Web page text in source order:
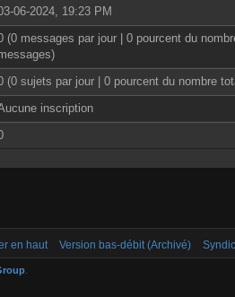
06-2024, 19:23 PM
(0 messages par jour | 0 pourcent du
(0 sujets par jour | 0 pourcent du nombre
inscription
en haut Version bas-débit (Archivé)
.